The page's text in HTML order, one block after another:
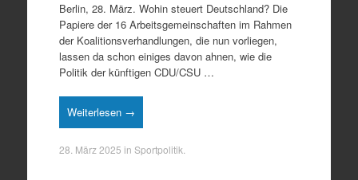
Berlin, 28. März. Wohin steuert Deutschland? Die
Papiere der 16 Arbeitsgemeinschaften im Rahmen
der Koalitionsverhandlungen, die nun vorliegen,
lassen da schon einiges davon ahnen, wie die
Politik der künftigen CDU/CSU …
Weiterlesen →
28. März 2025 in Sportpolitik